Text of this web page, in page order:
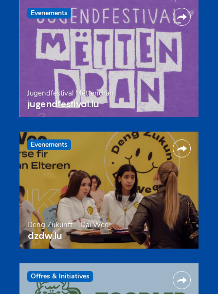
Evenements
Jugendfestival Mëttendran
jugendfestival.lu
Evenements
Deng Zukunft – Däi Wee
dzdw.lu
Offres & Initiatives